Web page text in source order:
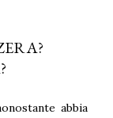
abbia